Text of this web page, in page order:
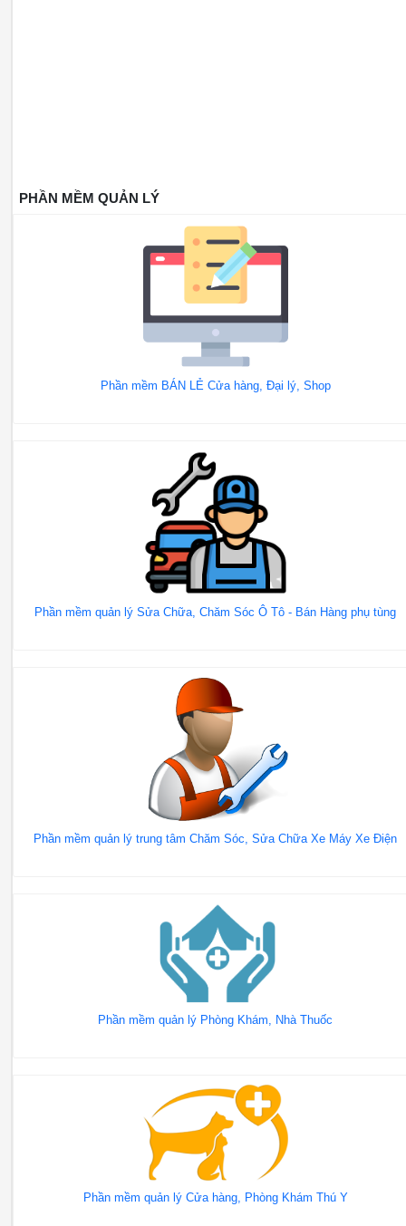
PHẦN MỀM QUẢN LÝ
Phần mềm BÁN LẺ Cửa hàng, Đại lý, Shop
Phần mềm quản lý Sửa Chữa, Chăm Sóc Ô Tô - Bán Hàng phụ tùng
Phần mềm quản lý trung tâm Chăm Sóc, Sửa Chữa Xe Máy Xe Điện
Phần mềm quản lý Phòng Khám, Nhà Thuốc
Phần mềm quản lý Cửa hàng, Phòng Khám Thú Y